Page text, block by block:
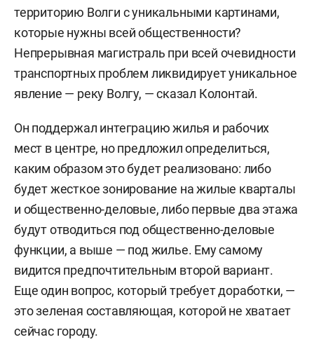
территорию Волги с уникальными картинами,
которые нужны всей общественности?
Непрерывная магистраль при всей очевидности
транспортных проблем ликвидирует уникальное
явление — реку Волгу, — сказал Колонтай.
Он поддержал интеграцию жилья и рабочих
мест в центре, но предложил определиться,
каким образом это будет реализовано: либо
будет жесткое зонирование на жилые кварталы
и общественно-деловые, либо первые два этажа
будут отводиться под общественно-деловые
функции, а выше — под жилье. Ему самому
видится предпочтительным второй вариант.
Еще один вопрос, который требует доработки, —
это зеленая составляющая, которой не хватает
сейчас городу.